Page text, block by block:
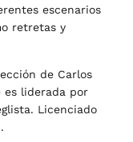
escenarios
retretas y
de Carlos
es liderada por
Licenciado